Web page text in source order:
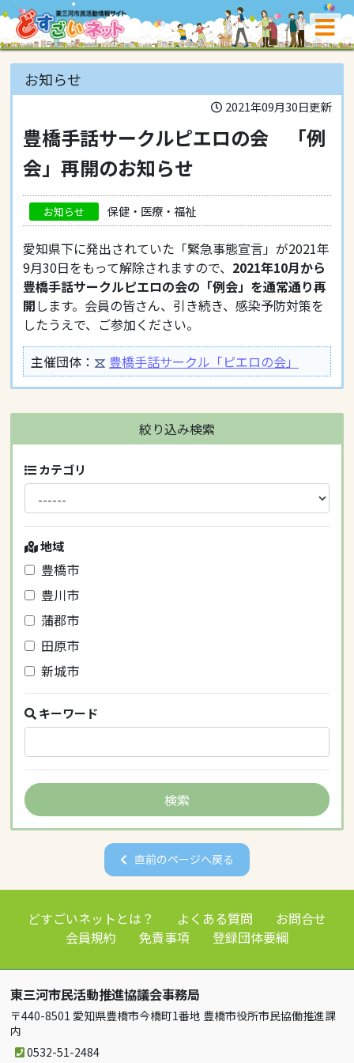
お知らせ
2021年09月30日更新
豊橋手話サークルピエロの会 「例
会」再開のお知らせ
お知らせ 保健・医療・福祉
愛知県下に発出されていた「緊急事態宣言」が2021年
9月30日をもって解除されますので、 2021年10月から
豊橋手話サークルピエロの会の「例会」を通常通り再
開します。会員の皆さん、引き続き、感染予防対策を
したうえで、ご参加ください。
主催団体：
豊橋手話サークル「ピエロの会」
絞り込み検索
カテゴリ
地域
豊橋市
豊川市
蒲郡市
田原市
新城市
キーワード
直前のページへ戻る
どすごいネットとは？ よくある質問
お問合せ
会員規約
免責事項 登録団体要綱
東三河市民活動推進協議会事務局
〒440-8501 愛知県豊橋市今橋町1番地 豊橋市役所市民協働推進課
内
0532-51-2484